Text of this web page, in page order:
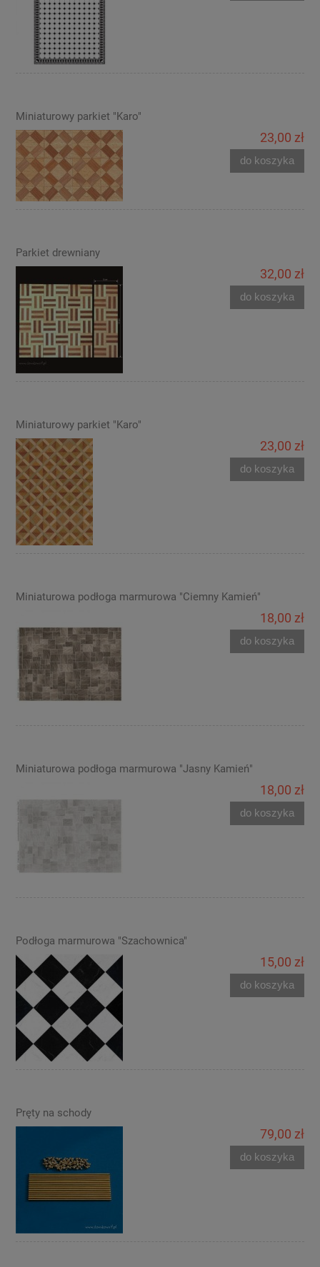
Miniaturowy parkiet "Karo"
23,00 zł
do koszyka
Parkiet drewniany
32,00 zł
do koszyka
Miniaturowy parkiet "Karo"
23,00 zł
do koszyka
Miniaturowa podłoga marmurowa "Ciemny Kamień"
18,00 zł
do koszyka
Miniaturowa podłoga marmurowa "Jasny Kamień"
18,00 zł
do koszyka
Podłoga marmurowa "Szachownica"
15,00 zł
do koszyka
Pręty na schody
79,00 zł
do koszyka